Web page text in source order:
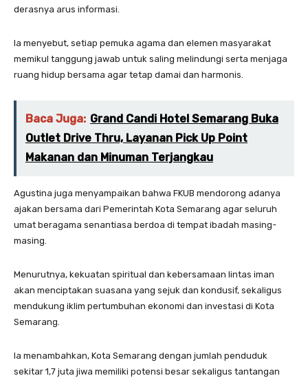
derasnya arus informasi.
Ia menyebut, setiap pemuka agama dan elemen masyarakat
memikul tanggung jawab untuk saling melindungi serta menjaga
ruang hidup bersama agar tetap damai dan harmonis.
Baca Juga: Grand Candi Hotel Semarang Buka
Outlet Drive Thru, Layanan Pick Up Point
Makanan dan Minuman Terjangkau
Agustina juga menyampaikan bahwa FKUB mendorong adanya
ajakan bersama dari Pemerintah Kota Semarang agar seluruh
umat beragama senantiasa berdoa di tempat ibadah masing-
masing.
Menurutnya, kekuatan spiritual dan kebersamaan lintas iman
akan menciptakan suasana yang sejuk dan kondusif, sekaligus
mendukung iklim pertumbuhan ekonomi dan investasi di Kota
Semarang.
Ia menambahkan, Kota Semarang dengan jumlah penduduk
sekitar 1,7 juta jiwa memiliki potensi besar sekaligus tantangan